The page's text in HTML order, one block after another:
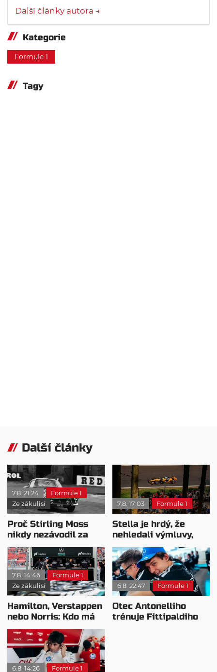
Další články autora →
Kategorie
Formule 1
Tagy
Další články
7.8. 21:24
Formule 1
Ze zákulisí
Proč Stirling Moss
nikdy nezávodil za
Ferrariho
7.8. 17:03 Formule 1
Stella je hrdý, že
nehledali výmluvy,
proč nedokážou
bojovat o titul
7.8. 14:46
Formule 1
Ze zákulisí
Hamilton, Verstappen
nebo Norris: Kdo má
nejvyšší plat?
6.8. 22:47 Formule 1
Otec Antonelliho
trénuje Fittipaldiho
6.8. 14:26 Formule 1